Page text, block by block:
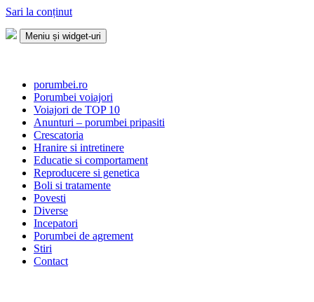
Sari la conținut
Meniu și widget-uri
porumbei.ro
Porumbei voiajori
Voiajori de TOP 10
Anunturi – porumbei pripasiti
Crescatoria
Hranire si intretinere
Educatie si comportament
Reproducere si genetica
Boli si tratamente
Povesti
Diverse
Incepatori
Porumbei de agrement
Stiri
Contact